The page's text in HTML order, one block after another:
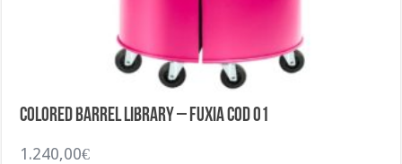
Colored Barrel Library – Fuxia COD 01
1.240,00€